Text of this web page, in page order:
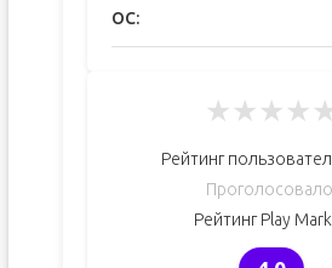
ОС:
★★★★
Рейтинг
Рейтинг Play